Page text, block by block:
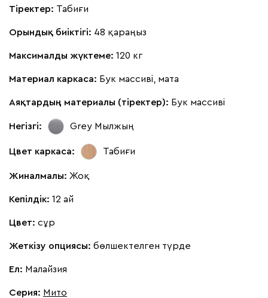
Тіректер: Табиғи
Орындық биіктігі: 48 қараңыз
Максималды жүктеме: 120 кг
Материал каркаса: Бук массиві, мата
Аяқтардың материалы (тіректер): Бук массиві
Негізгі: Grey Мылжың
Цвет каркаса: Табиғи
Жиналмалы: Жоқ
Кепілдік: 12 ай
Цвет: сұр
Жеткізу опциясы: бөлшектелген түрде
Ел: Малайзия
Серия: Мито